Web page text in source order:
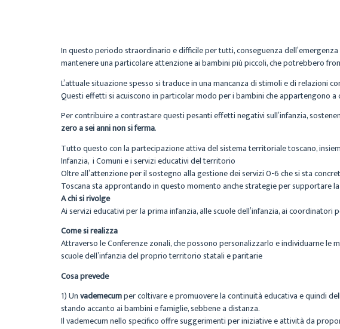
In questo periodo straordinario e difficile per tutti, conseguenza
mantenere una particolare attenzione ai bambini più piccoli, che potrebbero
L’attuale situazione spesso si traduce in una mancanza di stimoli e di
Questi effetti si acuiscono in particolar modo per i bambini che appartengono
Per contribuire a contrastare questi pesanti effetti negativi sull’infanzia,
zero a sei anni non si ferma.
Tutto questo con la partecipazione attiva del sistema territoriale toscano,
Infanzia, i Comuni e i servizi educativi del territorio
Oltre all’attenzione per il sostegno alla gestione dei servizi 0-6 che si sta
Toscana sta approntando in questo momento anche strategie per supportare
A chi si rivolge
Ai servizi educativi per la prima infanzia, alle scuole dell’infanzia, ai
Come si realizza
Attraverso le Conferenze zonali, che possono personalizzarlo e individuarne
scuole dell’infanzia del proprio territorio statali e paritarie
Cosa prevede
1) Unvademecumper coltivare e promuovere la continuità educativa e quindi
stando accanto ai bambini e famiglie, sebbene a distanza.
Il vademecum nello specifico offre suggerimenti per iniziative e attività da